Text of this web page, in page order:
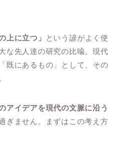
上に立つ」
という諺がよく使
な先人達の研究の比喩。現代
既にあるもの」として、その
アイデアを現代の文脈に沿う
ぎません。まずはこの考え方